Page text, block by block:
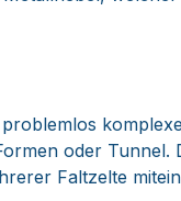
oder Tunnel.
Faltzelte